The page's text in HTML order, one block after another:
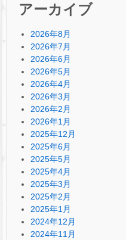
アーカイブ
2026年8月
2026年7月
2026年6月
2026年5月
2026年4月
2026年3月
2026年2月
2026年1月
2025年12月
2025年6月
2025年5月
2025年4月
2025年3月
2025年2月
2025年1月
2024年12月
2024年11月